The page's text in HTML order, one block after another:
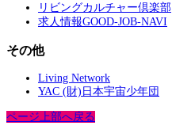
リビングカルチャー倶楽部
求人情報GOOD-JOB-NAVI
その他
Living Network
YAC (財)日本宇宙少年団
ページ上部へ戻る